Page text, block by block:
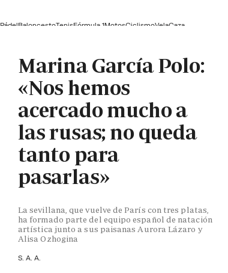
PádelBaloncestoTenisFórmula 1MotosCiclismoVelaCaza
Marina García Polo:
«Nos hemos
acercado mucho a
las rusas; no queda
tanto para
pasarlas»
La sevillana, que vuelve de París con tres platas,
ha formado parte del equipo español de natación
artística junto a sus paisanas Aurora Lázaro y
Alisa Ozhogina
S. A. A.